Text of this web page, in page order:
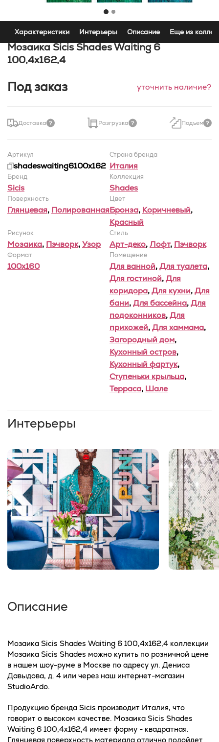
Характеристики Интерьеры Описание Еще из
Мозаика Sicis Shades Waiting 6
100,4x162,4
Под заказ уточнить наличие?
Доставка Разгрузка Подъем
Артикул
shadeswaiting6100x162
Страна бренда
Италия
Бренд
Sicis
Коллекция
Shades
Поверхность
Глянцевая, Полированная
Цвет
Бронза, Коричневый,
Красный
Рисунок
Мозаика, Пэчворк,Узор
Стиль
Арт-деко,Лофт, Пэчворк
Формат
100x160
Помещение
Для ванной,Для туалета,
Для гостиной,Для
коридора,Для кухни,Для
бани,Для бассейна,Для
подоконников,Для
прихожей,Для хаммама,
Загородный дом,
Кухонный остров,
Кухонный фартук,
Ступеньки крыльца,
Терраса, Шале
Интерьеры
Описание
Мозаика Sicis Shades Waiting 6 100,4x162,4 коллекции
Мозаика Sicis Shades можно купить по розничной цене
в нашем шоу-руме в Москве по адресу ул. Дениса
Давыдова, д. 4 или через наш интернет-магазин
StudioArdo.
Продукцию бренда Sicis производит Италия, что
говорит о высоком качестве. Мозаика Sicis Shades
Waiting 6 100,4x162,4 имеет форму - квадратная.
Глянцевая поверхность материала отлично подойдет